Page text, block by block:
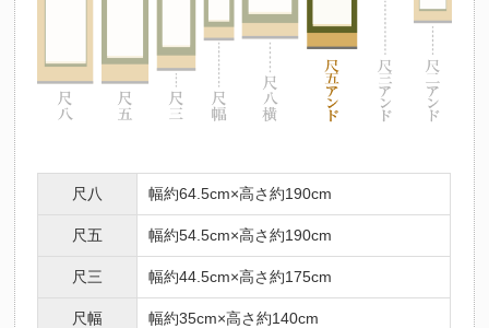
尺八 幅約64.5cm×高さ約190cm
尺五 幅約54.5cm×高さ約190cm
尺三 幅約44.5cm×高さ約175cm
尺幅 幅約35cm×高さ約140cm